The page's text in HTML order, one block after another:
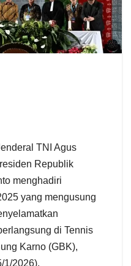
TNI Agus
Republik
menghadiri
yang mengusung
di Tennis
Karno (GBK),
1/2026).